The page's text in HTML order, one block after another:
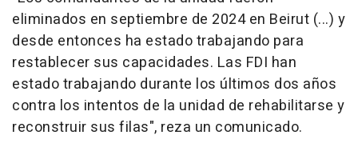
eliminados en septiembre de 2024 en Beirut (...) y
desde entonces ha estado trabajando para
restablecer sus capacidades. Las FDI han
estado trabajando durante los últimos dos años
contra los intentos de la unidad de rehabilitarse y
reconstruir sus filas", reza un comunicado.